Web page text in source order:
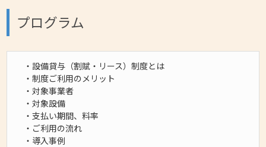
プログラム
・設備貸与（割賦・リース）制度とは
・制度ご利用のメリット
・対象事業者
・対象設備
・支払い期間、料率
・ご利用の流れ
・導入事例